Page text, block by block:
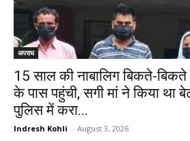
अपराध
15 साल की नाबालिग बिकते-
के पास पहुंची, सगी मां ने किया था
पुलिस में करा...
Indresh Kohli - August 3, 2026